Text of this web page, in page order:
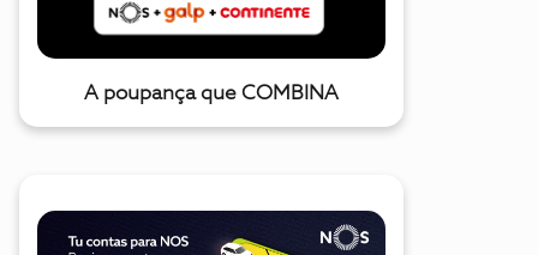
A poupança que COMBINA